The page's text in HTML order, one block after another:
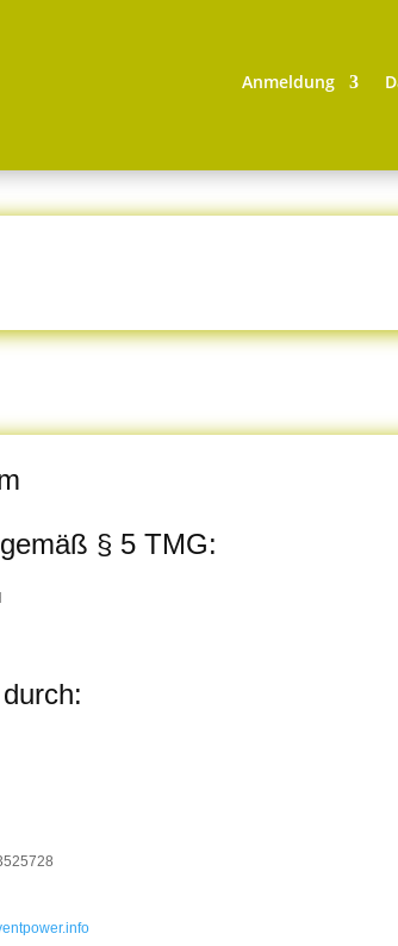
Anmeldung
§ 5 TMG: